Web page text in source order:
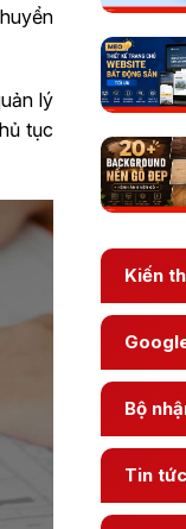
lý
tục
Kiến
Bộ
Tin